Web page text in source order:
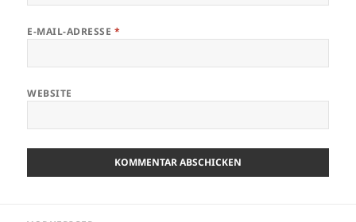
E-MAIL-ADRESSE *
WEBSITE